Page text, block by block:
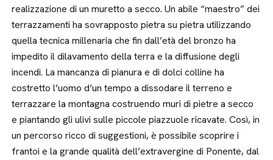
realizzazione di un muretto a secco. Un abile “maestro” dei
terrazzamenti ha sovrapposto pietra su pietra utilizzando
quella tecnica millenaria che fin dall’età del bronzo ha
impedito il dilavamento della terra e la diffusione degli
incendi. La mancanza di pianura e di dolci colline ha
costretto l’uomo d’un tempo a dissodare il terreno e
terrazzare la montagna costruendo muri di pietre a secco
e piantando gli ulivi sulle piccole piazzuole ricavate. Così, in
un percorso ricco di suggestioni, è possibile scoprire i
frantoi e la grande qualità dell’extravergine di Ponente, dal